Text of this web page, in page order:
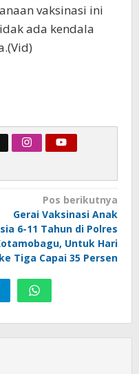
vaksinasi ini
ada kendala
Pos berikutnya
Gerai Vaksinasi Anak
6-11 Tahun di Polres
Untuk Hari
ke Tiga Capai 35 Persen